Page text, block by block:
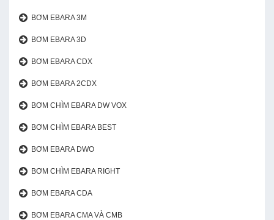
BƠM EBARA 3M
BƠM EBARA 3D
BƠM EBARA CDX
BƠM EBARA 2CDX
BƠM CHÌM EBARA DW VOX
BƠM CHÌM EBARA BEST
BƠM EBARA DWO
BƠM CHÌM EBARA RIGHT
BƠM EBARA CDA
BƠM EBARA CMA VÀ CMB